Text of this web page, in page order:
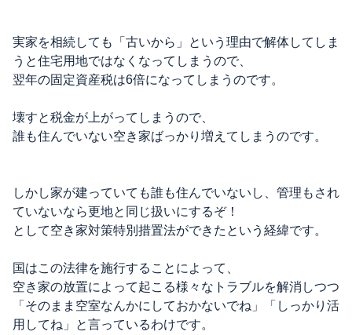
実家を相続しても「古いから」という理由で解体してしま
うと住宅用地ではなくなってしまうので、
翌年の固定資産税は6倍になってしまうのです。
壊すと税金が上がってしまうので、
誰も住んでいない空き家ばっかり増えてしまうのです。
しかし家が建っていても誰も住んでいないし、管理もされ
ていないなら更地と同じ扱いにするぞ！
として空き家対策特別措置法ができたという経緯です。
国はこの法律を施行することによって、
空き家の放置によって起こる様々なトラブルを解消しつつ
「そのまま空室なんかにしておかないでね」「しっかり活
用してね」と言っているわけです。